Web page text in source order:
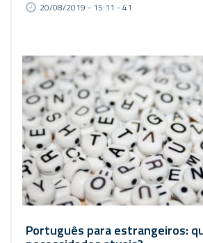
20/08/2019 - 15:11 - 41
Português para estrangeiros: